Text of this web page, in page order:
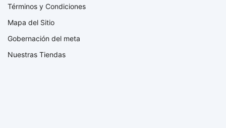
Términos y Condiciones
Mapa del Sitio
Gobernación del meta
Nuestras Tiendas